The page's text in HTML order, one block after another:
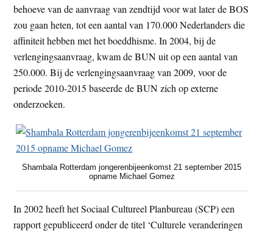
behoeve van de aanvraag van zendtijd voor wat later de BOS
zou gaan heten, tot een aantal van 170.000 Nederlanders die
affiniteit hebben met het boeddhisme. In 2004, bij de
verlengingsaanvraag, kwam de BUN uit op een aantal van
250.000. Bij de verlengingsaanvraag van 2009, voor de
periode 2010-2015 baseerde de BUN zich op externe
onderzoeken.
Shambala Rotterdam jongerenbijeenkomst 21 september 2015
opname Michael Gomez
In 2002 heeft het Sociaal Cultureel Planbureau (SCP) een
rapport gepubliceerd onder de titel ‘Culturele veranderingen